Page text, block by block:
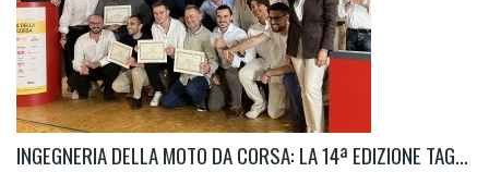
INGEGNERIA DELLA MOTO DA CORSA: LA 14ª EDIZIONE TAGLIA IL TRAGUARDO.